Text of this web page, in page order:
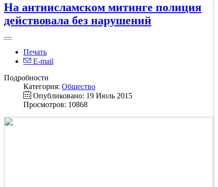
На антиисламском митинге полиция
действовала без нарушений
Печать
E-mail
Подробности
Категория: Общество
Опубликовано: 19 Июль 2015
Просмотров: 10868